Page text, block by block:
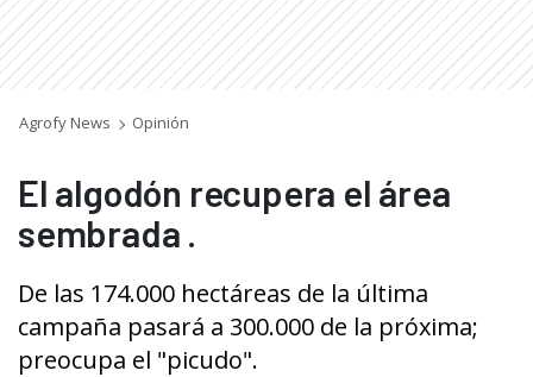
Agrofy News Opinión
El algodón recupera el área
sembrada .
De las 174.000 hectáreas de la última
campaña pasará a 300.000 de la próxima;
preocupa el "picudo".